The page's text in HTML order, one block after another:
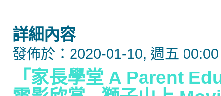
詳細內容
發佈於：2020-01-10, 週五 00:00
「家長學堂 A Parent